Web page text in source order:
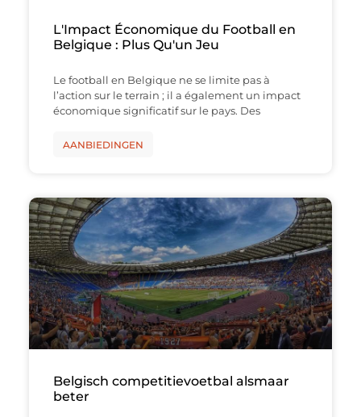
L'Impact Économique du Football en
Belgique : Plus Qu'un Jeu
Le football en Belgique ne se limite pas à
l’action sur le terrain ; il a également un impact
économique significatif sur le pays. Des
AANBIEDINGEN
Belgisch competitievoetbal alsmaar
beter